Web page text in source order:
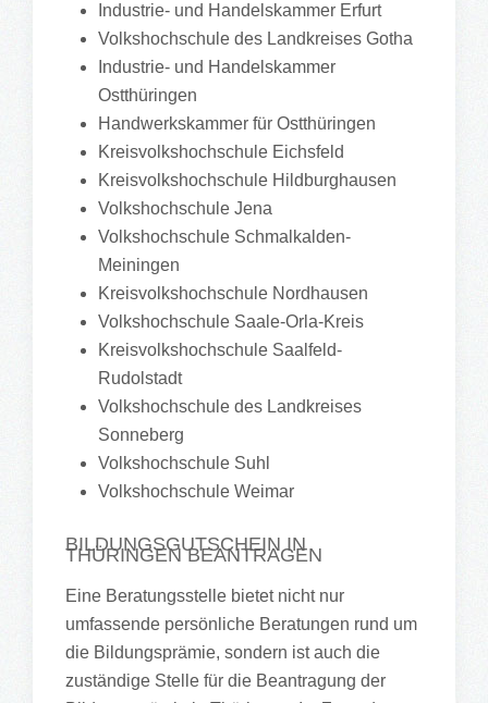
Industrie- und Handelskammer Erfurt
Volkshochschule des Landkreises Gotha
Industrie- und Handelskammer
Ostthüringen
Handwerkskammer für Ostthüringen
Kreisvolkshochschule Eichsfeld
Kreisvolkshochschule Hildburghausen
Volkshochschule Jena
Volkshochschule Schmalkalden-
Meiningen
Kreisvolkshochschule Nordhausen
Volkshochschule Saale-Orla-Kreis
Kreisvolkshochschule Saalfeld-
Rudolstadt
Volkshochschule des Landkreises
Sonneberg
Volkshochschule Suhl
Volkshochschule Weimar
BILDUNGSGUTSCHEIN IN
THÜRINGEN BEANTRAGEN
Eine Beratungsstelle bietet nicht nur
umfassende persönliche Beratungen rund um
die Bildungsprämie, sondern ist auch die
zuständige Stelle für die Beantragung der